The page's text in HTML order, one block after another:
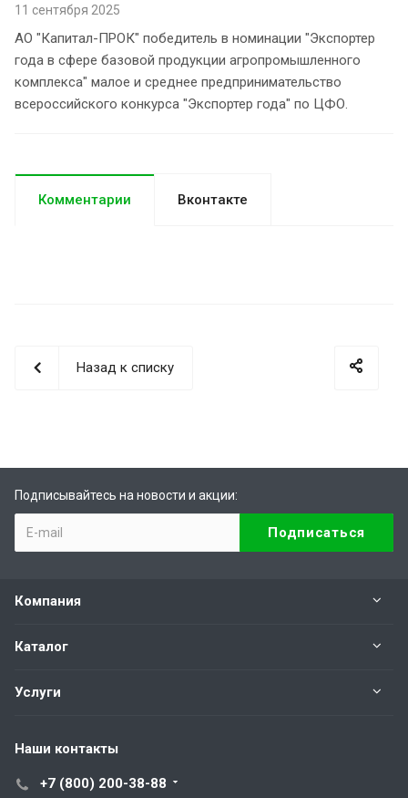
11 сентября 2025
АО "Капитал-ПРОК" победитель в номинации "Экспортер
года в сфере базовой продукции агропромышленного
комплекса" малое и среднее предпринимательство
всероссийского конкурса "Экспортер года" по ЦФО.
Комментарии Вконтакте
Назад к списку
Подписывайтесь на новости и акции:
Компания
Каталог
Услуги
Наши контакты
+7 (800) 200-38-88